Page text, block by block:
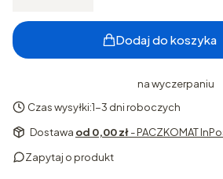
Dodaj do koszyka
na wyczerpaniu
Czas wysyłki:1-3 dni roboczych
Dostawa od 0,00 zł- PACZKOMAT
Zapytaj o produkt